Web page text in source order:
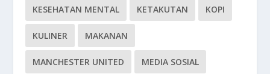
KESEHATAN MENTAL KETAKUTAN KOPI
KULINER MAKANAN
MANCHESTER UNITED MEDIA SOSIAL